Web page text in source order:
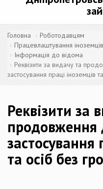
Головна
Роботодавцям
Працевлаштування
Інформація до відома
Реквізити за видачу та
застосування праці іноземців
Реквізити за
продовження
застосування
та осіб без